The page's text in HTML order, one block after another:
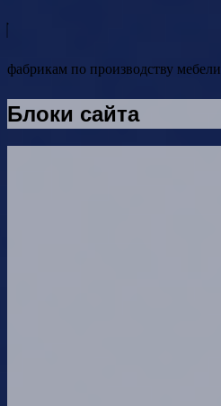
фабрикам по производству мебели
Блоки сайта